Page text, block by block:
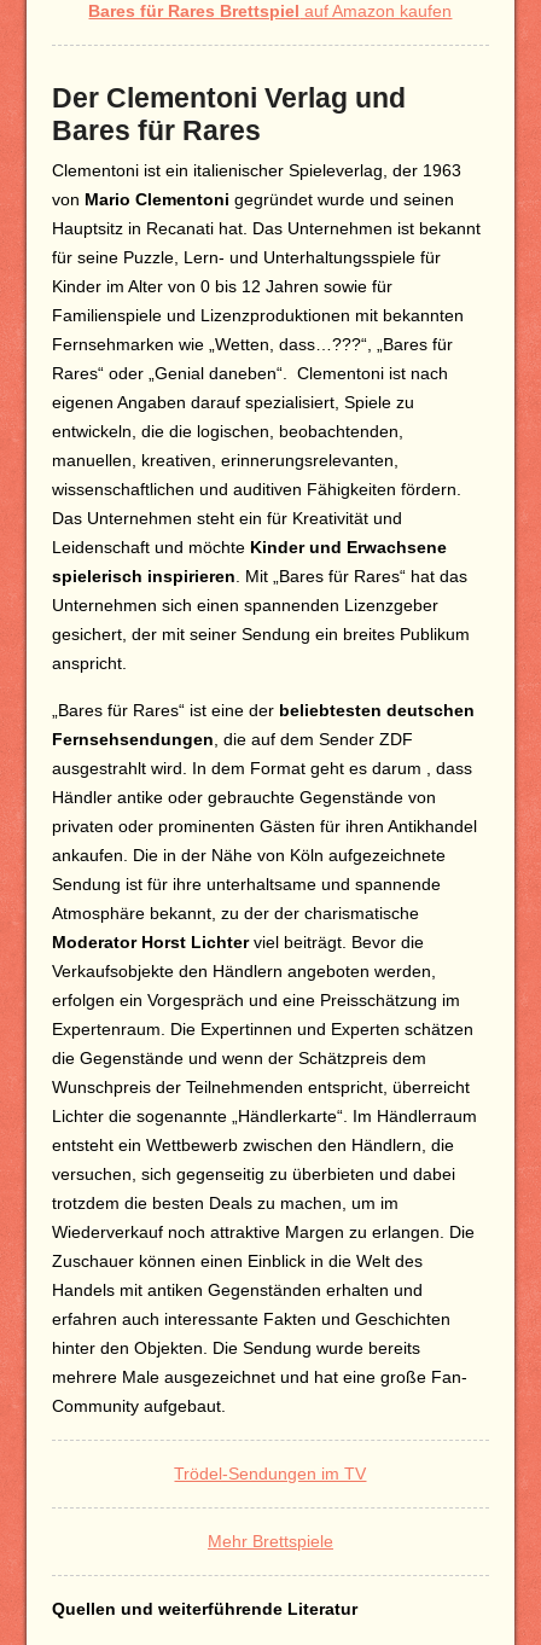
Bares für Rares Brettspiel auf Amazon kaufen
Der Clementoni Verlag und
Bares für Rares
Clementoni ist ein italienischer Spieleverlag, der 1963
von Mario Clementoni gegründet wurde und seinen
Hauptsitz in Recanati hat. Das Unternehmen ist bekannt
für seine Puzzle, Lern- und Unterhaltungsspiele für
Kinder im Alter von 0 bis 12 Jahren sowie für
Familienspiele und Lizenzproduktionen mit bekannten
Fernsehmarken wie „Wetten, dass…???“, „Bares für
Rares“ oder „Genial daneben“. Clementoni ist nach
eigenen Angaben darauf spezialisiert, Spiele zu
entwickeln, die die logischen, beobachtenden,
manuellen, kreativen, erinnerungsrelevanten,
wissenschaftlichen und auditiven Fähigkeiten fördern.
Das Unternehmen steht ein für Kreativität und
Leidenschaft und möchte Kinder und Erwachsene
spielerisch inspirieren . Mit „Bares für Rares“ hat das
Unternehmen sich einen spannenden Lizenzgeber
gesichert, der mit seiner Sendung ein breites Publikum
anspricht.
„Bares für Rares“ ist eine der beliebtesten deutschen
Fernsehsendungen , die auf dem Sender ZDF
ausgestrahlt wird. In dem Format geht es darum , dass
Händler antike oder gebrauchte Gegenstände von
privaten oder prominenten Gästen für ihren Antikhandel
ankaufen. Die in der Nähe von Köln aufgezeichnete
Sendung ist für ihre unterhaltsame und spannende
Atmosphäre bekannt, zu der der charismatische
Moderator Horst Lichterviel beiträgt. Bevor die
Verkaufsobjekte den Händlern angeboten werden,
erfolgen ein Vorgespräch und eine Preisschätzung im
Expertenraum. Die Expertinnen und Experten schätzen
die Gegenstände und wenn der Schätzpreis dem
Wunschpreis der Teilnehmenden entspricht, überreicht
Lichter die sogenannte „Händlerkarte“. Im Händlerraum
entsteht ein Wettbewerb zwischen den Händlern, die
versuchen, sich gegenseitig zu überbieten und dabei
trotzdem die besten Deals zu machen, um im
Wiederverkauf noch attraktive Margen zu erlangen. Die
Zuschauer können einen Einblick in die Welt des
Handels mit antiken Gegenständen erhalten und
erfahren auch interessante Fakten und Geschichten
hinter den Objekten. Die Sendung wurde bereits
mehrere Male ausgezeichnet und hat eine große Fan-
Community aufgebaut.
Trödel-Sendungen im TV
Mehr Brettspiele
Quellen und weiterführende Literatur